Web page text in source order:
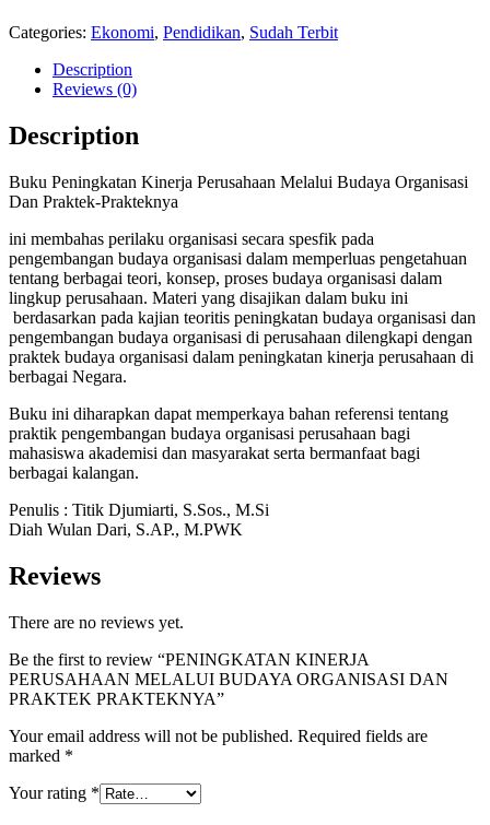
Categories: Ekonomi, Pendidikan, Sudah Terbit
Description
Reviews (0)
Description
Buku Peningkatan Kinerja Perusahaan Melalui Budaya Organisasi
Dan Praktek-Prakteknya
ini membahas perilaku organisasi secara spesfik pada
pengembangan budaya organisasi dalam memperluas pengetahuan
tentang berbagai teori, konsep, proses budaya organisasi dalam
lingkup perusahaan. Materi yang disajikan dalam buku ini
berdasarkan pada kajian teoritis peningkatan budaya organisasi dan
pengembangan budaya organisasi di perusahaan dilengkapi dengan
praktek budaya organisasi dalam peningkatan kinerja perusahaan di
berbagai Negara.
Buku ini diharapkan dapat memperkaya bahan referensi tentang
praktik pengembangan budaya organisasi perusahaan bagi
mahasiswa akademisi dan masyarakat serta bermanfaat bagi
berbagai kalangan.
Penulis : Titik Djumiarti, S.Sos., M.Si
Diah Wulan Dari, S.AP., M.PWK
Reviews
There are no reviews yet.
Be the first to review “PENINGKATAN KINERJA
PERUSAHAAN MELALUI BUDAYA ORGANISASI DAN
PRAKTEK PRAKTEKNYA”
Your email address will not be published. Required fields are
marked *
Your rating *